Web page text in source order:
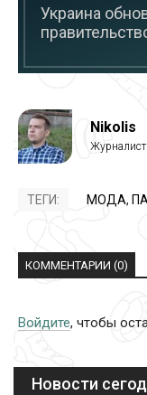
Украина
Nikolis
ТЕГИ: МОДА,
КОММЕНТАРИИ (0)
Войдите, чтобы
Новости